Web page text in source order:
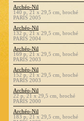
Archéo-Nil
140 p, 21 x 29,5 cm, broché
PARIS 2005
Archéo-Nil
132 p, 21 x 29,5 cm, broché
PARIS 2004
Archéo-Nil
169 p, 21 x 29,5 cm, broché
PARIS 2003
Archéo-Nil
152 p, 21 x 29,5 cm, broché
PARIS 2003
Archéo-Nil
22 p, 21 x 29,5 cm, broché
PARIS 2000
Archéo-Nil
183 p, 21 x 29,5 cm, broché